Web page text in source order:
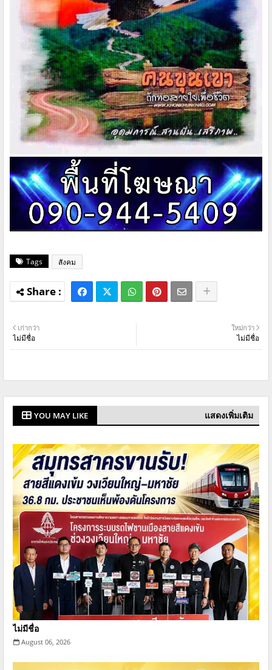
Tags สังคม
ใหม่กว่า
ไม่มีชื่อ
เก่ากว่า
ไม่มีชื่อ
YOU MAY LIKE แสดงเพิ่มเติม
ไม่มีชื่อ
August 06, 2026